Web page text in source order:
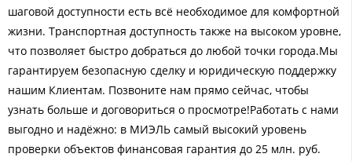
шаговой доступности есть всё необходимое для комфортной
жизни. Транспортная доступность также на высоком уровне,
что позволяет быстро добраться до любой точки города.Мы
гарантируем безопасную сделку и юридическую поддержку
нашим Клиентам. Позвоните нам прямо сейчас, чтобы
узнать больше и договориться о просмотре!Работать с нами
выгодно и надёжно: в МИЭЛЬ самый высокий уровень
проверки объектов финансовая гарантия до 25 млн. руб.